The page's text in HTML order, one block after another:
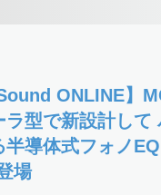
ONLINE】
ラ型で新設計して
半導体式フォノ
場